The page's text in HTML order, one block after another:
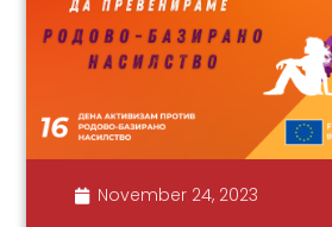
November 24, 2023